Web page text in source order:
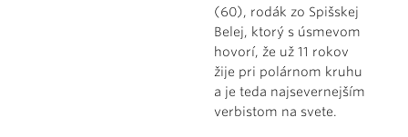
(60), rodák zo Spišskej
Belej, ktorý s úsmevom
hovorí, že už 11 rokov
žije pri polárnom kruhu
a je teda najsevernejším
verbistom na svete.